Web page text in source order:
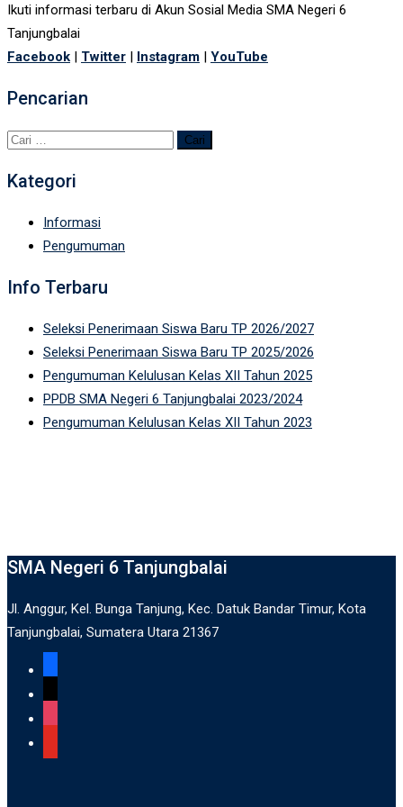
Ikuti informasi terbaru di Akun Sosial Media SMA Negeri 6
Tanjungbalai
Facebook | Twitter | Instagram | YouTube
Pencarian
Cari
Kategori
Informasi
Pengumuman
Info Terbaru
Seleksi Penerimaan Siswa Baru TP 2026/2027
Seleksi Penerimaan Siswa Baru TP 2025/2026
Pengumuman Kelulusan Kelas XII Tahun 2025
PPDB SMA Negeri 6 Tanjungbalai 2023/2024
Pengumuman Kelulusan Kelas XII Tahun 2023
SMA Negeri 6 Tanjungbalai
Jl. Anggur, Kel. Bunga Tanjung, Kec. Datuk Bandar Timur, Kota
Tanjungbalai, Sumatera Utara 21367